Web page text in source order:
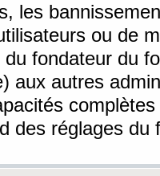
les
ou de
fondateur du
aux autres
des réglages du